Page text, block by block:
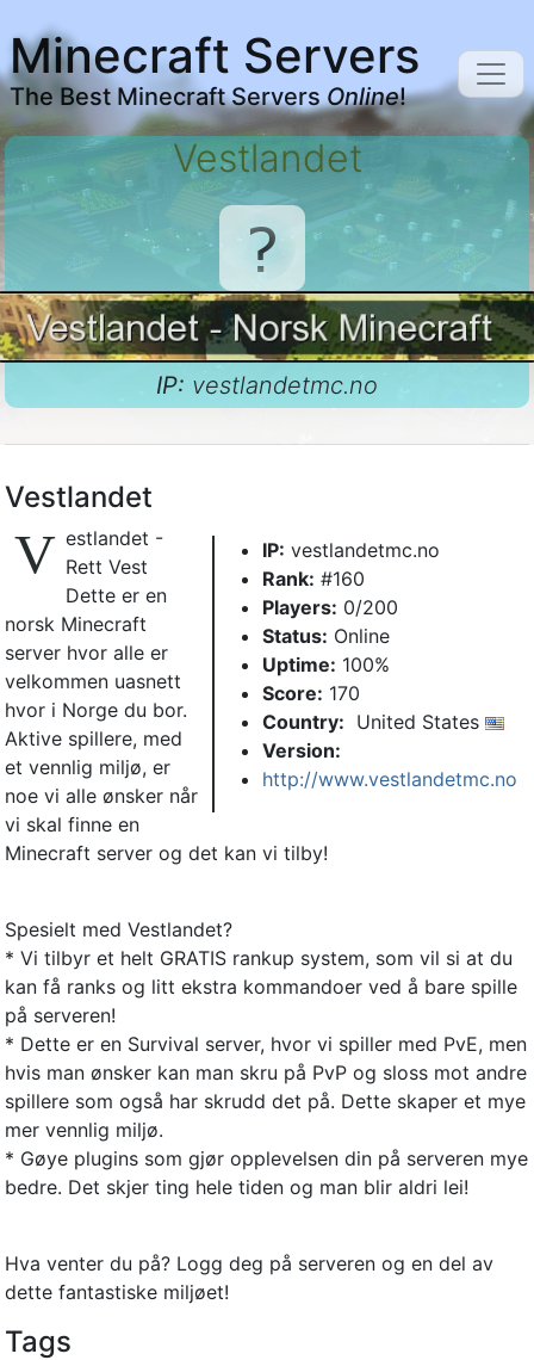
Minecraft Servers
The Best Minecraft ServersOnline!
Vestlandet
IP: vestlandetmc.no
Vestlandet
IP: vestlandetmc.no
Rank: #160
Players: 0/200
Status: Online
Uptime: 100%
Score: 170
Country: United States
Version:
http://www.vestlandetmc.no
V estlandet -
Rett Vest
Dette er en
norsk Minecraft
server hvor alle er
velkommen uasnett
hvor i Norge du bor.
Aktive spillere, med
et vennlig miljø, er
noe vi alle ønsker når
vi skal finne en
Minecraft server og det kan vi tilby!
Spesielt med Vestlandet?
* Vi tilbyr et helt GRATIS rankup system, som vil si at du
kan få ranks og litt ekstra kommandoer ved å bare spille
på serveren!
* Dette er en Survival server, hvor vi spiller med PvE, men
hvis man ønsker kan man skru på PvP og sloss mot andre
spillere som også har skrudd det på. Dette skaper et mye
mer vennlig miljø.
* Gøye plugins som gjør opplevelsen din på serveren mye
bedre. Det skjer ting hele tiden og man blir aldri lei!
Hva venter du på? Logg deg på serveren og en del av
dette fantastiske miljøet!
Tags